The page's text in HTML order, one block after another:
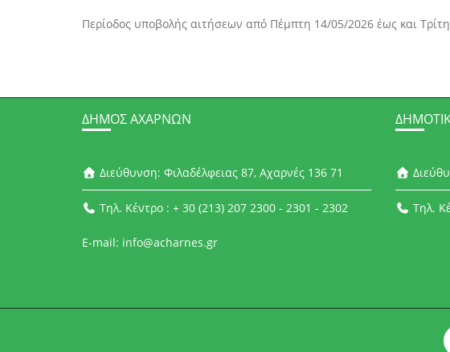
Περίοδος υποβολής αιτήσεων από Πέμπτη 14/05/2026 έως και
ΔΉΜΟΣ ΑΧΑΡΝΏΝ
Διεύθυνση: Φιλαδέλφειας 87, Αχαρνές 136 71
Τηλ. Κέντρο : + 30 (213) 207 2300 - 2301 - 2302
E-mail: info@acharnes.gr
Τηλ.